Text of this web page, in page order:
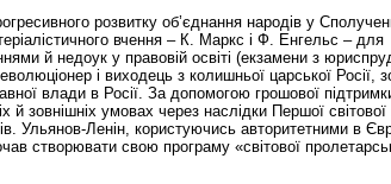
розвитку об’єднання народів у
вчення – К. Маркс і Ф. Енгельс – для
й недоук у правовій освіті (екзамени з
і виходець з колишньої царської Росії,
влади в Росії. За допомогою грошової
зовнішніх умовах через наслідки Першої світової
Ульянов-Ленін, користуючись авторитетними в
створювати свою програму «світової